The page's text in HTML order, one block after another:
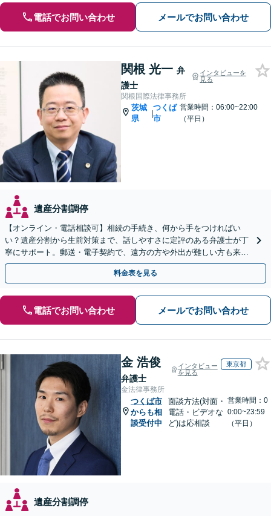
電話でお問い合わせ メールでお問い合わせ
関根 光一 弁
護士
インタビューを
見る
関根国際法律事務所
茨城
県
|
つくば
市
営業時間：06:00~22:00
（平日）
遺産分割調停
【オンライン・電話相談可】相続の手続き、何から手をつければい
い？遺産分割から生前対策まで、話しやすさに定評のある弁護士が丁
寧にサポート。郵送・電子契約で、遠方の方や外出が難しい方も来所
不要で即日着手が可能です。まずはご相談ください。
料金表を見る
電話でお問い合わせ メールでお問い合わせ
金 浩俊
弁護士
インタビュー
を見る
東京都
金法律事務所
つくば市
からも相
談受付中
面談方法(対面・
電話・ビデオな
ど)は応相談
営業時間：0
0:00~23:59
（平日）
遺産分割調停